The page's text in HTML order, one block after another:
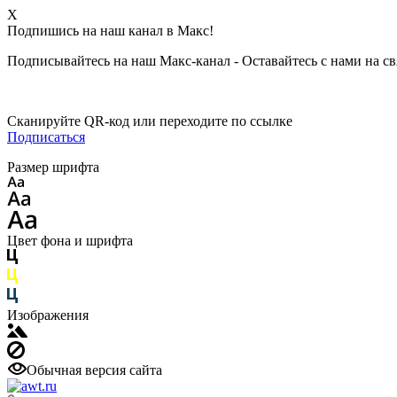
X
Подпишись на наш канал в Макс!
Подписывайтесь на наш Макс-канал - Оставайтесь с нами на
Сканируйте QR-код или переходите по ссылке
Подписаться
Размер шрифта
Цвет фона и шрифта
Изображения
Обычная версия сайта